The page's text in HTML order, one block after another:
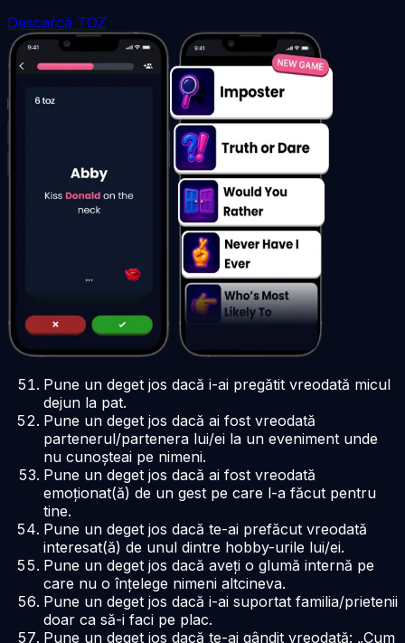
Descarcă TOZ
Pune un deget jos dacă i-ai pregătit vreodată micul
dejun la pat.
Pune un deget jos dacă ai fost vreodată
partenerul/partenera lui/ei la un eveniment unde
nu cunoșteai pe nimeni.
Pune un deget jos dacă ai fost vreodată
emoționat(ă) de un gest pe care l-a făcut pentru
tine.
Pune un deget jos dacă te-ai prefăcut vreodată
interesat(ă) de unul dintre hobby-urile lui/ei.
Pune un deget jos dacă aveți o glumă internă pe
care nu o înțelege nimeni altcineva.
Pune un deget jos dacă i-ai suportat familia/prietenii
doar ca să-i faci pe plac.
Pune un deget jos dacă te-ai gândit vreodată: „Cum